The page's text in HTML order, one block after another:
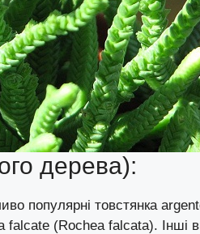
дерева):
популярні товстянка
falcate (Rochea falcata). Інші